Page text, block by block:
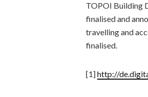
TOPOI Building
finalised and
travelling and
finalised.
[1]http://